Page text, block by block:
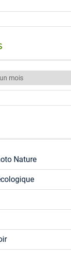
Nature